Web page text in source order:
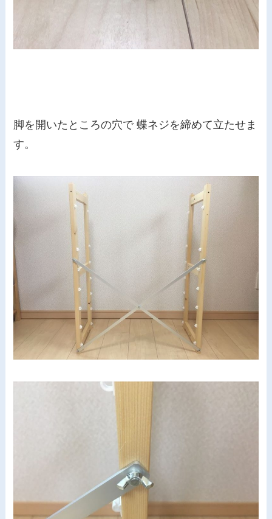
脚を開いたところの穴で 蝶ネジを締めて立たせま
す。